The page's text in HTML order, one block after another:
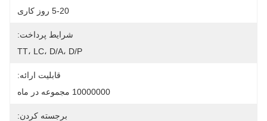
5-20 روز کاری
شرایط پرداخت:
TT، LC، D/A، D/P
قابلیت ارائه:
10000000 مجموعه در ماه
برجسته کردن: